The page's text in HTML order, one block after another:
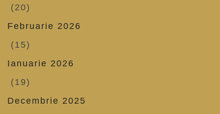
(20)
Februarie 2026
(15)
Ianuarie 2026
(19)
Decembrie 2025